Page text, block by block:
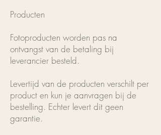
Producten
Fotoproducten worden pas na
ontvangst van de betaling bij
leverancier besteld.
Levertijd van de producten verschilt per
product en kun je aanvragen bij de
bestelling. Echter levert dit geen
garantie.